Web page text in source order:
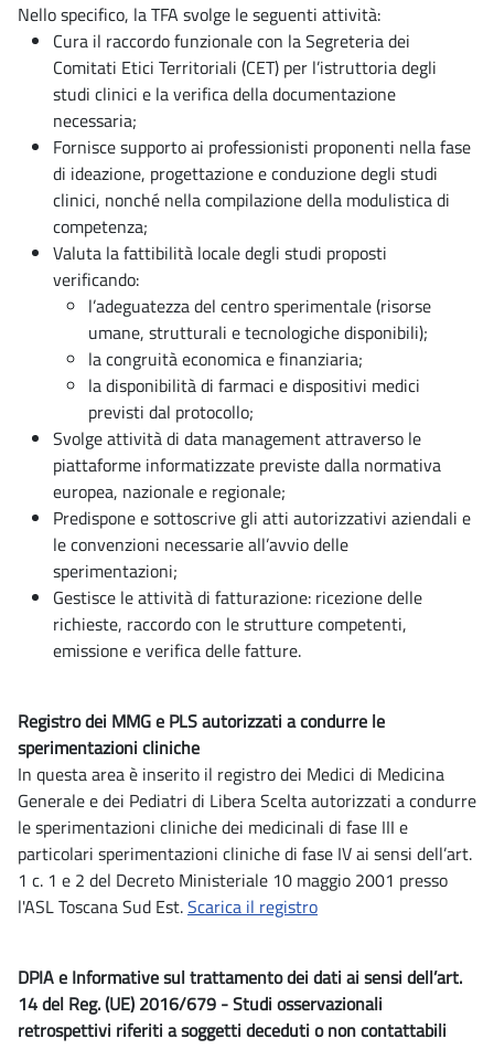
Nello specifico, la TFA svolge le seguenti attività:
Cura il raccordo funzionale con la Segreteria dei
Comitati Etici Territoriali (CET) per l’istruttoria degli
studi clinici e la verifica della documentazione
necessaria;
Fornisce supporto ai professionisti proponenti nella fase
di ideazione, progettazione e conduzione degli studi
clinici, nonché nella compilazione della modulistica di
competenza;
Valuta la fattibilità locale degli studi proposti
verificando:
l’adeguatezza del centro sperimentale (risorse
umane, strutturali e tecnologiche disponibili);
la congruità economica e finanziaria;
la disponibilità di farmaci e dispositivi medici
previsti dal protocollo;
Svolge attività di data management attraverso le
piattaforme informatizzate previste dalla normativa
europea, nazionale e regionale;
Predispone e sottoscrive gli atti autorizzativi aziendali e
le convenzioni necessarie all’avvio delle
sperimentazioni;
Gestisce le attività di fatturazione: ricezione delle
richieste, raccordo con le strutture competenti,
emissione e verifica delle fatture.
Registro dei MMG e PLS autorizzati a condurre le
sperimentazioni cliniche
In questa area è inserito il registro dei Medici di Medicina
Generale e dei Pediatri di Libera Scelta autorizzati a condurre
le sperimentazioni cliniche dei medicinali di fase III e
particolari sperimentazioni cliniche di fase IV ai sensi dell’art.
1 c. 1 e 2 del Decreto Ministeriale 10 maggio 2001 presso
l'ASL Toscana Sud Est.Scarica il registro
DPIA e Informative sul trattamento dei dati ai sensi dell’art.
14 del Reg. (UE) 2016/679 - Studi osservazionali
retrospettivi riferiti a soggetti deceduti o non contattabili